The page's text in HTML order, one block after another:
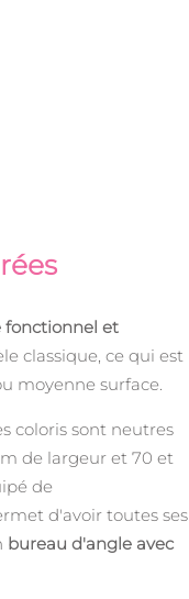
fonctionnel et
classique, ce qui est
moyenne surface.
coloris sont neutres
de largeur et 70 et
de
d'avoir toutes ses
bureau d'angle avec